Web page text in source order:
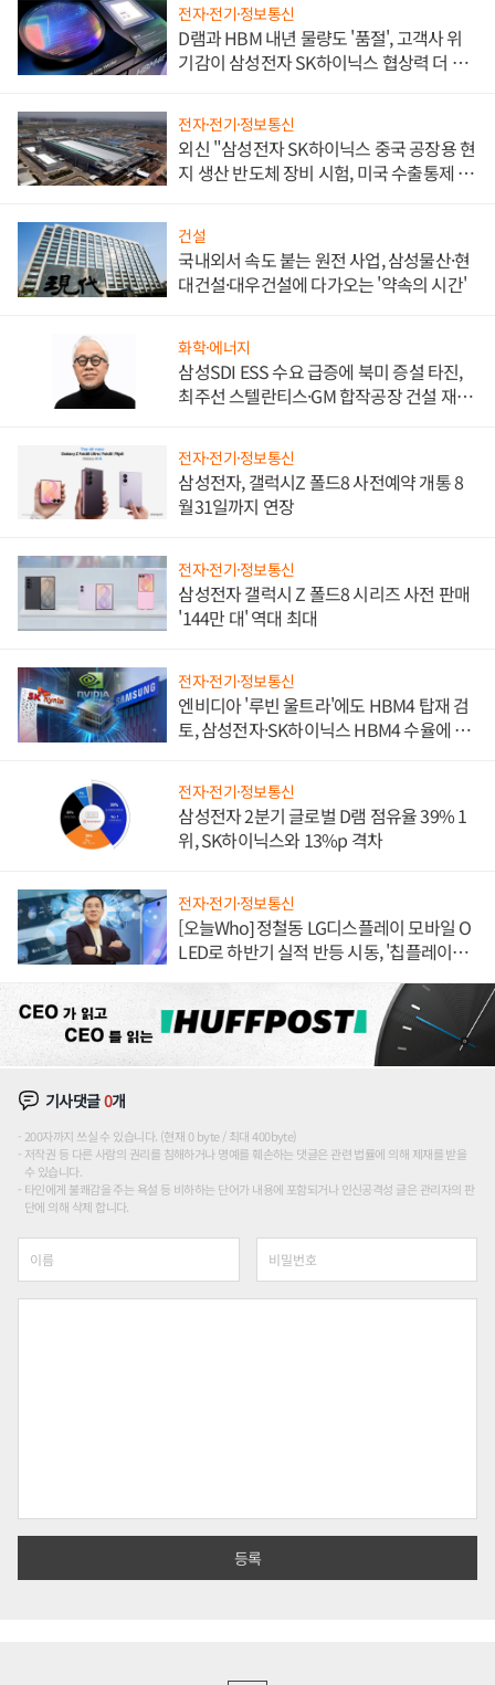
전자·전기·정보통신
D램과 HBM 내년 물량도 '품절', 고객사 위
기감이 삼성전자 SK하이닉스 협상력 더 키
전자·전기·정보통신
외신 "삼성전자 SK하이닉스 중국 공장용 현
지 생산 반도체 장비 시험, 미국 수출통제 대
건설
국내외서 속도 붙는 원전 사업, 삼성물산·현
대건설·대우건설에 다가오는 '약속의 시간'
화학·에너지
삼성SDI ESS 수요 급증에 북미 증설 타진,
최주선 스텔란티스·GM 합작공장 건설 재추
전자·전기·정보통신
삼성전자, 갤럭시Z 폴드8 사전예약 개통 8
월31일까지 연장
전자·전기·정보통신
삼성전자 갤럭시 Z 폴드8 시리즈 사전 판매
'144만 대' 역대 최대
전자·전기·정보통신
엔비디아 '루빈 울트라'에도 HBM4 탑재 검
토, 삼성전자·SK하이닉스 HBM4 수율에 주
전자·전기·정보통신
삼성전자 2분기 글로벌 D램 점유율 39% 1
위, SK하이닉스와 13%p 격차
전자·전기·정보통신
[오늘Who] 정철동 LG디스플레이 모바일 O
LED로 하반기 실적 반등 시동, '칩플레이
기사댓글0개
200자까지 쓰실 수 있습니다. (현재 0 byte / 최대 400byte)
저작권 등 다른 사람의 권리를 침해하거나 명예를 훼손하는 댓글은 관련 법률에 의해 제재를 받을
수 있습니다.
타인에게 불쾌감을 주는 욕설 등 비하하는 단어가 내용에 포함되거나 인신공격성 글은 관리자의 판
단에 의해 삭제 합니다.